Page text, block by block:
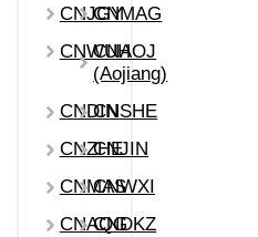
CNJGYCNMAG
CNWUH
CNAOJ
(Aojiang)
CNDINCNSHE
CNZHE
CNJIN
CNMAS
CNWXI
CNAQG
CNDKZ